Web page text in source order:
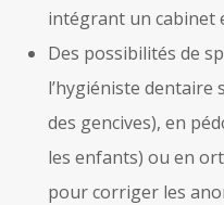
intégrant un cabinet
Des possibilités de
l’hygiéniste dentaire
des gencives), en
les enfants) ou en
pour corriger les